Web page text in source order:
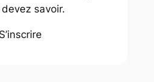
savoir.
S’inscrire